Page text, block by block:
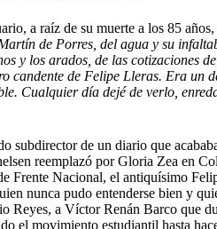
a raíz de su muerte a los 85
de Porres, del agua y su
y los arados, de las cotizaciones
candente de Felipe Lleras. Era un
Cualquier día dejé de verlo,
subdirector de un diario que
reemplazó por Gloria Zea en
Frente Nacional, el antiquísimo
nunca pudo entenderse bien y
Reyes, a Víctor Renán Barco que
el movimiento estudiantil hasta